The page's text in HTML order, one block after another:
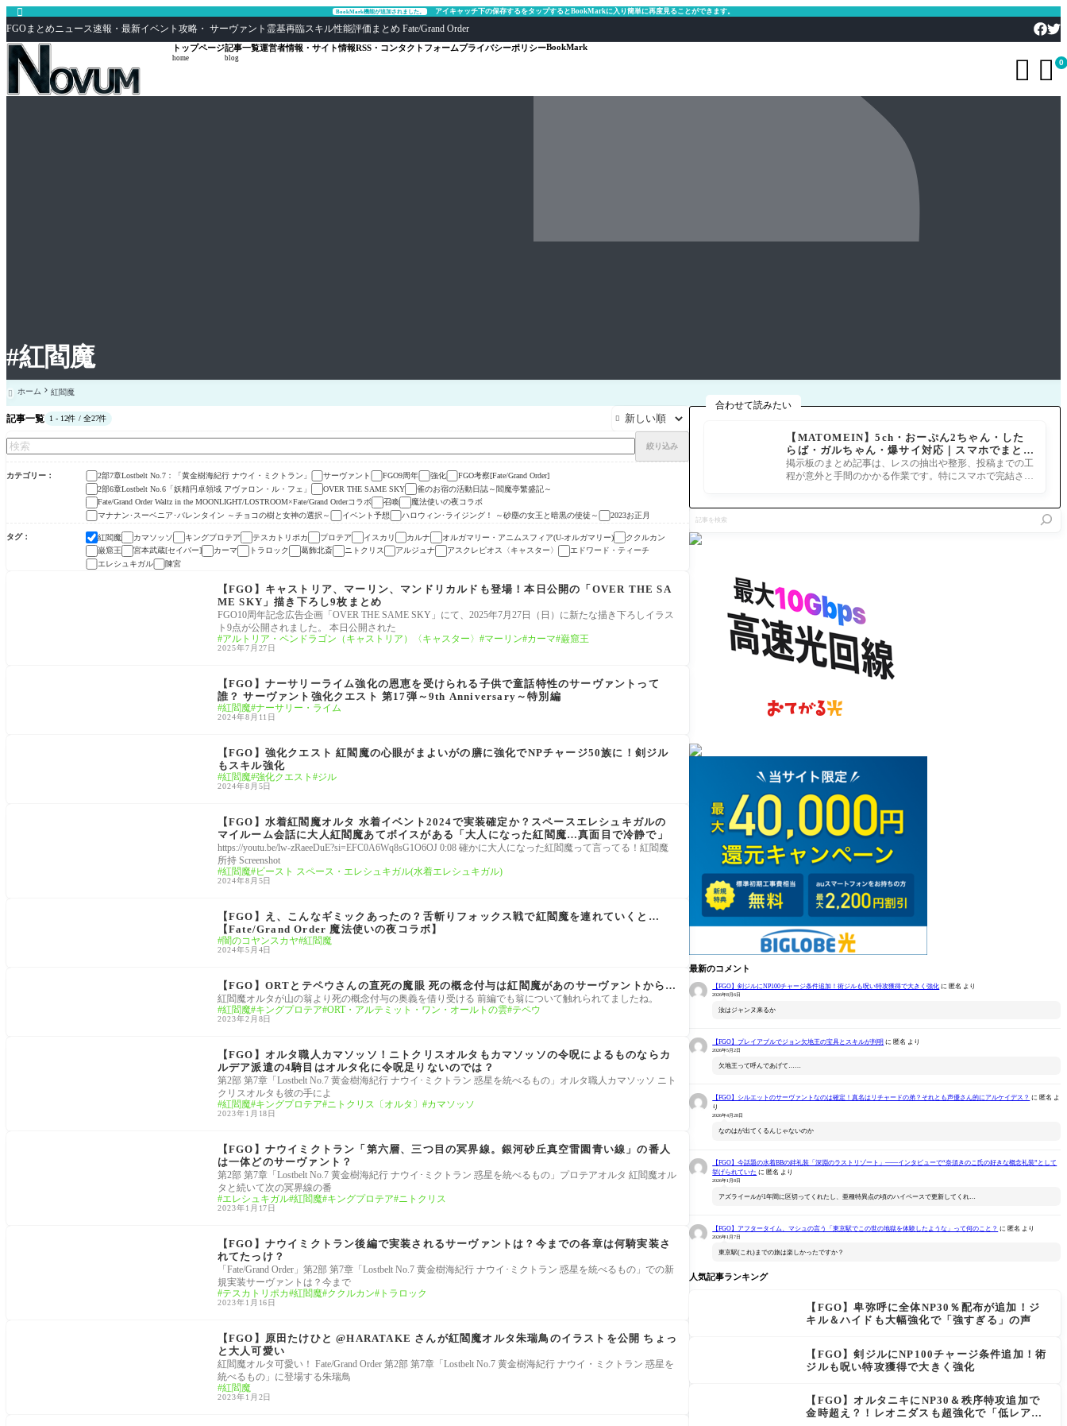
#紅閻魔
 BookMark機能が追加されました。 アイキャッチ下の保存するをタップするとBookMarkに入り簡単に再度見ることができます。
FGOまとめニュース速報・最新イベント攻略・ サーヴァント霊基再臨スキル性能評価まとめ Fate/Grand Order
トップページ
home
記事一覧
blog
運営者情報・サイト情報RSS・コンタクトフォームプライバシーポリシーBookMark
  0
 ホーム 紅閻魔
記事一覧 1 - 12件 / 全27件 
絞り込み
カテゴリー 2部7章Lostbelt No.7：「黄金樹海紀行 ナウイ・ミクトラン」 サーヴァント FGO9周年 強化
FGO考察[Fate/Grand Order]
2部6章Lostbelt No.6「妖精円卓領域 アヴァロン・ル・フェ」
OVER THE SAME SKY
雀のお宿の活動日誌～閻魔亭繁盛記～
Fate/Grand Order Waltz in the MOONLIGHT/LOSTROOM×Fate/Grand Orderコラボ
召喚
魔法使いの夜コラボ
マナナン･スーベニア･バレンタイン ～チョコの樹と女神の選択～
イベント予想 ハロウィン･ライジング！ ～砂塵の女王と暗黒の使徒～ 2023お正月
タグ 紅閻魔 カマソッソ キングプロテア テスカトリポカ プロテア イスカリ カルナ オルガマリー・アニムスフィア(U-オルガマリー)
ククルカン
巌窟王
宮本武蔵[セイバー] カーマ トラロック 葛飾北斎 ニトクリス アルジュナ アスクレピオス〈キャスター〉
エドワード・ティーチ
エレシュキガル
陳宮
OVER THE SAME SKY
【FGO】キャストリア、マーリン、マンドリカルドも登場！本日公開の「OVER THE SA
ME SKY」描き下ろし9枚まとめ
FGO10周年記念広告企画「OVER THE SAME SKY」にて、2025年7月27日（日）に新たな描き下ろしイラス
ト9点が公開されました。 本日公開された
アルトリア・ペンドラゴン（キャストリア）〈キャスター〉
マーリン カーマ 巌窟王
2025年7月27日
【FGO】ナーサリーライム強化の恩恵を受けられる子供で童話特性のサーヴァントって
誰？ サーヴァント強化クエスト 第17弾～9th Anniversary～特別編
紅閻魔 ナーサリー・ライム
2024年8月11日
【FGO】強化クエスト 紅閻魔の心眼がまよいがの膳に強化でNPチャージ50族に！剣ジル
もスキル強化
紅閻魔 強化クエスト ジル
2024年8月5日
【FGO】水着紅閻魔オルタ 水着イベント2024で実装確定か？スペースエレシュキガルの
マイルーム会話に大人紅閻魔あてボイスがある「大人になった紅閻魔…真面目で冷静で」
https://youtu.be/lw-zRaeeDuE?si=EFC0A6Wq8sG1O6OJ 0:08 確かに大人になった紅閻魔って言ってる！紅閻魔
所持 Screenshot
紅閻魔 ビースト スペース・エレシュキガル(水着エレシュキガル)
2024年8月5日
【FGO】え、こんなギミックあったの？舌斬りフォックス戦で紅閻魔を連れていくと…
【Fate/Grand Order 魔法使いの夜コラボ】
闇のコヤンスカヤ 紅閻魔
2024年5月4日
【FGO】ORTとテペウさんの直死の魔眼 死の概念付与は紅閻魔があのサーヴァントから…
紅閻魔オルタが山の翁より死の概念付与の奥義を借り受ける 前編でも翁について触れられてましたね。
紅閻魔 キングプロテア ORT・アルテミット・ワン・オールトの雲 テペウ
2023年2月8日
【FGO】オルタ職人カマソッソ！ニトクリスオルタもカマソッソの令呪によるものならカ
ルデア派遣の4騎目はオルタ化に令呪足りないのでは？
第2部 第7章「Lostbelt No.7 黄金樹海紀行 ナウイ･ミクトラン 惑星を統べるもの」オルタ職人カマソッソ ニト
クリスオルタも彼の手によ
紅閻魔 キングプロテア ニトクリス〔オルタ〕 カマソッソ
2023年1月18日
【FGO】ナウイミクトラン「第六層、三つ目の冥界線。銀河砂丘真空雷園青い線」の番人
は一体どのサーヴァント？
第2部 第7章「Lostbelt No.7 黄金樹海紀行 ナウイ･ミクトラン 惑星を統べるもの」プロテアオルタ 紅閻魔オル
タと続いて次の冥界線の番
エレシュキガル 紅閻魔 キングプロテア ニトクリス
2023年1月17日
【FGO】ナウイミクトラン後編で実装されるサーヴァントは？今までの各章は何騎実装さ
れてたっけ？
「Fate/Grand Order」第2部 第7章「Lostbelt No.7 黄金樹海紀行 ナウイ･ミクトラン 惑星を統べるもの」での新
規実装サーヴァントは？今まで
テスカトリポカ 紅閻魔 ククルカン トラロック
2023年1月16日
【FGO】原田たけひと @HARATAKE さんが紅閻魔オルタ朱瑞鳥のイラストを公開 ちょっ
と大人可愛い
紅閻魔オルタ可愛い！ Fate/Grand Order 第2部 第7章「Lostbelt No.7 黄金樹海紀行 ナウイ・ミクトラン 惑星を
統べるもの」に登場する朱瑞鳥
紅閻魔
2023年1月2日
合わせて読みたい
【MATOMEIN】5ch・おーぷん2ちゃん・した
らば・ガルちゃん・爆サイ対応｜スマホでまとめ
記事を作れるアプリ FGOのまとめ記事ができる
まで
掲示板のまとめ記事は、レスの抽出や整形、投稿までの工
程が意外と手間のかかる作業です。特にスマホで完結させ
を
検
最新のコメント
【FGO】剣ジルにNP100チャージ条件追加！術ジルも呪い特攻獲得で大きく強化 に 匿名 より
2026年8月6日
汝はジャンヌ来るか
【FGO】プレイアブルでジョン欠地王の宝具とスキルが判明 に 匿名 より
2026年5月2日
欠地王って呼んであげて……
【FGO】シルエットのサーヴァントなのは確定！真名はリチャードの弟？それとも声優さん的にアルケイデス？ に 匿名 よ
り
2026年4月28日
なのはが出てくるんじゃないのか
【FGO】今話題の水着BBの絆礼装「深淵のラストリゾート」――インタビューで“奈須きのこ氏の好きな概念礼装”として
挙げられていた に 匿名 より
2026年1月8日
アズライールが1年間に区切ってくれたし、亜種特異点の頃のハイペースで更新してくれ…
【FGO】アフタータイム、マシュの言う「東京駅でこの世の地獄を体験したような」って何のこと？ に 匿名 より
2026年1月7日
東京駅(これ)までの旅は楽しかったですか？
人気記事ランキング
【FGO】卑弥呼に全体NP30％配布が追加！ジ
キル＆ハイドも大幅強化で「強すぎる」の声
【FGO】剣ジルにNP100チャージ条件追加！術
ジルも呪い特攻獲得で大きく強化
【FGO】オルタニキにNP30＆秩序特攻追加で
金時超え？！レオニダスも超強化で「低レアと